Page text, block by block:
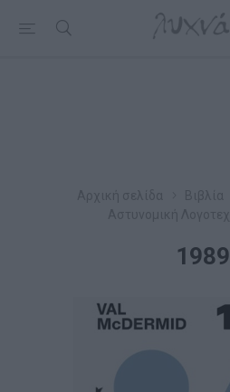
1989